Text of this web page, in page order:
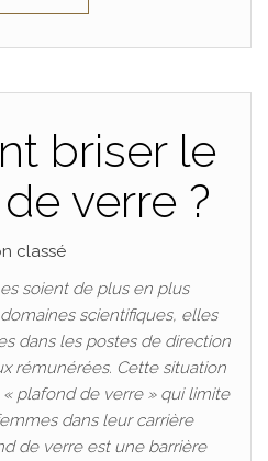
briser le
verre ?
classé
soient de plus en plus
scientifiques, elles
dans les postes de direction
rémunérées. Cette situation
plafond de verre » qui limite
dans leur carrière
de verre est une barrière